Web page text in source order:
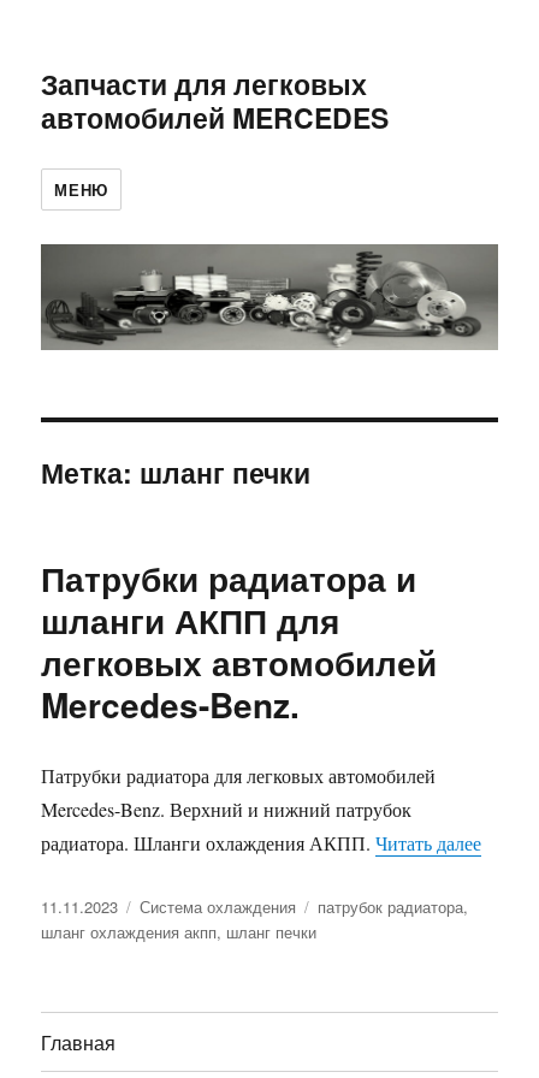
Запчасти для легковых
автомобилей MERCEDES
МЕНЮ
Метка: шланг печки
Патрубки радиатора и
шланги АКПП для
легковых автомобилей
Mercedes-Benz.
Патрубки радиатора для легковых автомобилей
Mercedes-Benz. Верхний и нижний патрубок
радиатора. Шланги охлаждения АКПП.Читать далее
Опубликовано
11.11.2023 Рубрики
Система охлаждения Метки
патрубок радиатора,
шланг охлаждения акпп, шланг печки
Главная